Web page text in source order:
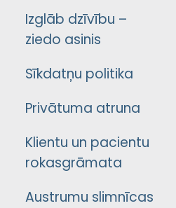
Izglāb dzīvību –
ziedo asinis
Sīkdatņu politika
Privātuma atruna
Klientu un pacientu
rokasgrāmata
Austrumu slimnīcas